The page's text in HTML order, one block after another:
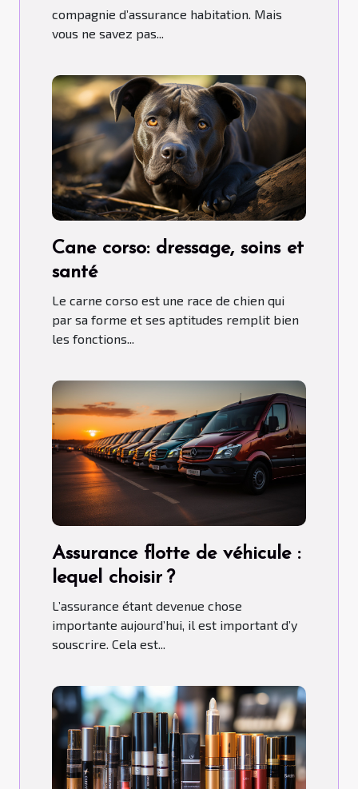
compagnie d’assurance habitation. Mais
vous ne savez pas...
Cane corso: dressage, soins et
santé
Le carne corso est une race de chien qui
par sa forme et ses aptitudes remplit bien
les fonctions...
Assurance flotte de véhicule :
lequel choisir ?
L’assurance étant devenue chose
importante aujourd’hui, il est important d’y
souscrire. Cela est...